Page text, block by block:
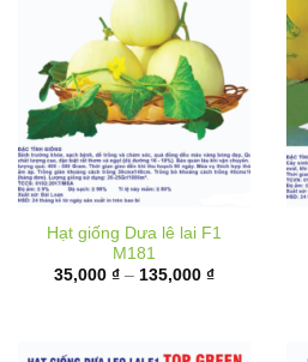
Hạt giống Dưa lê lai F1
M181
35,000 ₫ – 135,000 ₫Khoảng
135,000 ₫